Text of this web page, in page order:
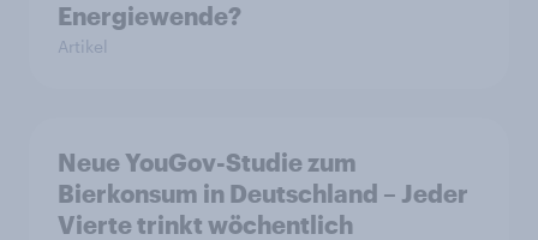
Energiewende?
Artikel
Neue YouGov-Studie zum
Bierkonsum in Deutschland – Jeder
Vierte trinkt wöchentlich